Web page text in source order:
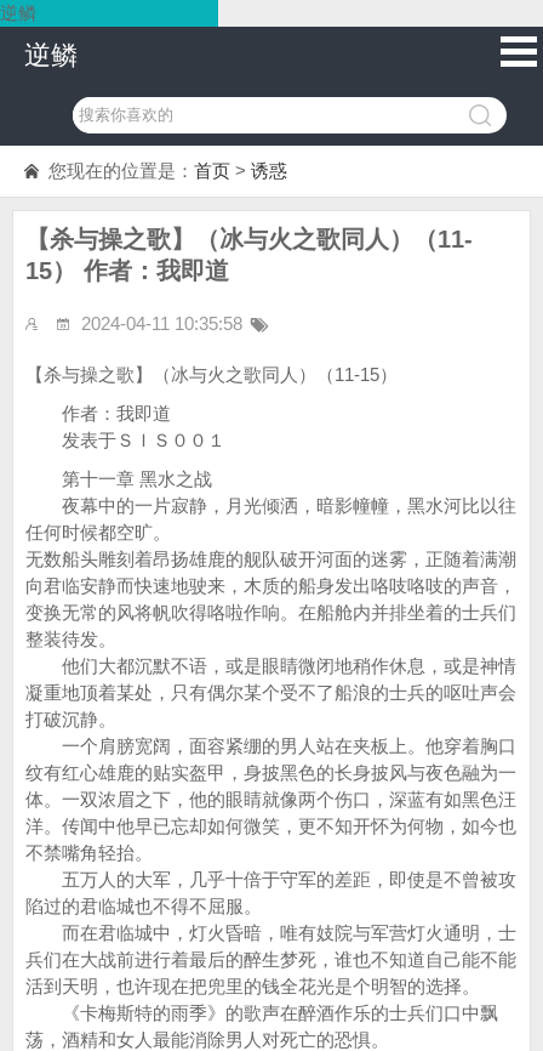
逆鳞
逆鳞
您现在的位置是： 首页 > 诱惑
【杀与操之歌】（冰与火之歌同人）（11-
15） 作者：我即道
2024-04-11 10:35:58
【杀与操之歌】（冰与火之歌同人）（11-15）
作者：我即道
发表于ＳＩＳ００１
第十一章 黑水之战
夜幕中的一片寂静，月光倾洒，暗影幢幢，黑水河比以往
任何时候都空旷。
无数船头雕刻着昂扬雄鹿的舰队破开河面的迷雾，正随着满潮
向君临安静而快速地驶来，木质的船身发出咯吱咯吱的声音，
变换无常的风将帆吹得咯啦作响。在船舱内并排坐着的士兵们
整装待发。
他们大都沉默不语，或是眼睛微闭地稍作休息，或是神情
凝重地顶着某处，只有偶尔某个受不了船浪的士兵的呕吐声会
打破沉静。
一个肩膀宽阔，面容紧绷的男人站在夹板上。他穿着胸口
纹有红心雄鹿的贴实盔甲，身披黑色的长身披风与夜色融为一
体。一双浓眉之下，他的眼睛就像两个伤口，深蓝有如黑色汪
洋。传闻中他早已忘却如何微笑，更不知开怀为何物，如今也
不禁嘴角轻抬。
五万人的大军，几乎十倍于守军的差距，即使是不曾被攻
陷过的君临城也不得不屈服。
而在君临城中，灯火昏暗，唯有妓院与军营灯火通明，士
兵们在大战前进行着最后的醉生梦死，谁也不知道自己能不能
活到天明，也许现在把兜里的钱全花光是个明智的选择。
《卡梅斯特的雨季》的歌声在醉酒作乐的士兵们口中飘
荡，酒精和女人最能消除男人对死亡的恐惧。